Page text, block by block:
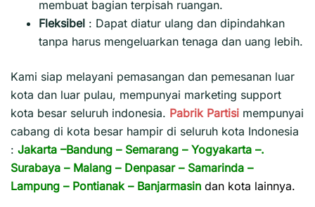
membuat bagian terpisah ruangan.
Fleksibel : Dapat diatur ulang dan dipindahkan
tanpa harus mengeluarkan tenaga dan uang lebih.
Kami siap melayani pemasangan dan pemesanan luar
kota dan luar pulau, mempunyai marketing support
kota besar seluruh indonesia. Pabrik Partisi mempunyai
cabang di kota besar hampir di seluruh kota Indonesia
: Jakarta –Bandung – Semarang – Yogyakarta –.
Surabaya – Malang – Denpasar– Samarinda –
Lampung – Pontianak– Banjarmasin dan kota lainnya.